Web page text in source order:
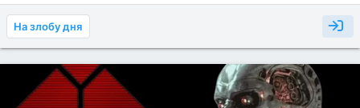
чувствует обычный молодой парень из Донбасса,
прикоснуться к его тяжелой реальности.
Игра доступна на площадках Steam и VK PLAY. Она
бесплатна и посвящена волонтерам, погибшим при
исполнении своего гражданского долга. Большое спасибо
команде разработчиков!
На злобу дня